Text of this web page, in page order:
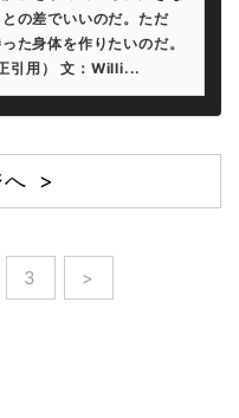
の差でいいのだ。ただ
た身体を作りたいのだ。
引用） 文：Willi...
へ >
3 >